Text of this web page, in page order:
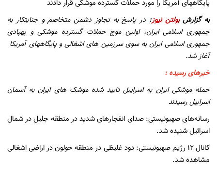
پایگاههای آمریکا را مورد حملات گسترده موشکی قرار دادند
به گزارشبولتن نیوز: در پاسخ به تجاوز دشمن متخاصم و جنایتکار به
جمهوری اسلامی ایران، اولین موج حملات گسترده موشکی و پهپادی
جمهوری اسلامی ایران به سوی سرزمین های اشغالی و پایگاههای آمریکا
آغاز شد.
خبرهای رسیده :
حمله موشکی ایران به اسراییل تایید شده موشک های ایران به آسمان
اسراییل رسیدند
رسانه‌های صهیونیستی: صدای انفجارهای شدید در منطقه جلیل در شمال
اسرائیل شنیده شد.
کانال ۱۲ رژیم صهیونیستی: دود غلیظی در منطقه حولون در اراضی اشغالی
مشاهده شد.